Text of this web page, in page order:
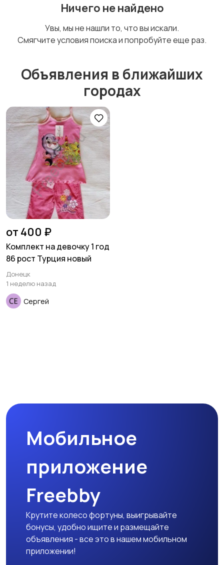
Товары для учебы
Детская одежда
Детский транспорт
Ничего не найдено
Увы, мы не нашли то, что вы искали.
Смягчите условия поиска и попробуйте еще раз.
Объявления в ближайших
городах
от 400 ₽
Комплект на девочку 1 год
86 рост Турция новый
Донецк
1 неделю назад
Сергей
Мобильное
приложение
Freebby
Крутите колесо фортуны, выигрывайте
бонусы, удобно ищите и размещайте
объявления - все это в нашем мобильном
приложении!